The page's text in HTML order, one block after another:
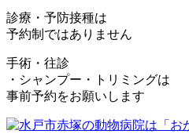
診療・予防接種は
予約制ではありません
手術・往診
・シャンプー・トリミングは
事前予約をお願いします